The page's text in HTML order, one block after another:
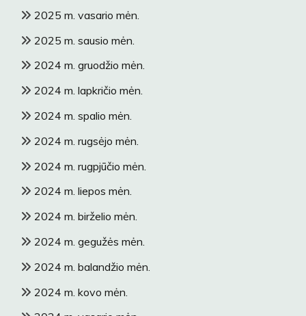
2025 m. vasario mėn.
2025 m. sausio mėn.
2024 m. gruodžio mėn.
2024 m. lapkričio mėn.
2024 m. spalio mėn.
2024 m. rugsėjo mėn.
2024 m. rugpjūčio mėn.
2024 m. liepos mėn.
2024 m. birželio mėn.
2024 m. gegužės mėn.
2024 m. balandžio mėn.
2024 m. kovo mėn.